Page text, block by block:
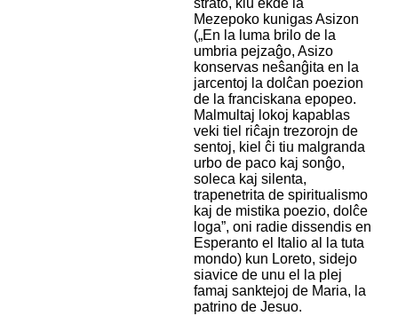
strato, kiu ekde la
Mezepoko kunigas Asizon
(„En la luma brilo de la
umbria pejzaĝo, Asizo
konservas neŝanĝita en la
jarcentoj la dolĉan poezion
de la franciskana epopeo.
Malmultaj lokoj kapablas
veki tiel riĉajn trezorojn de
sentoj, kiel ĉi tiu malgranda
urbo de paco kaj sonĝo,
soleca kaj silenta,
trapenetrita de spiritualismo
kaj de mistika poezio, dolĉe
loga”, oni radie dissendis en
Esperanto el Italio al la tuta
mondo) kun Loreto, sidejo
siavice de unu el la plej
famaj sanktejoj de Maria, la
patrino de Jesuo.